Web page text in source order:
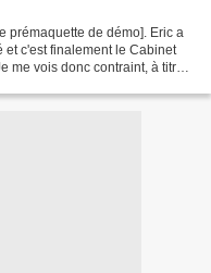
prémaquette de démo]. Eric a
et c'est finalement le Cabinet
me vois donc contraint, à titre